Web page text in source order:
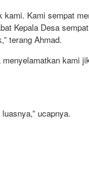
Kami sempat
Kepala Desa
terang Ahmad.
kami
ucapnya.